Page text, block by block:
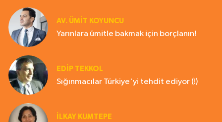
AV. ÜMIT KOYUNCU
Yarınlara ümitle bakmak için borçlanın!
EDIP TEKKOL
Sığınmacılar Türkiye'yi tehdit ediyor (!)
İLKAY KUMTEPE